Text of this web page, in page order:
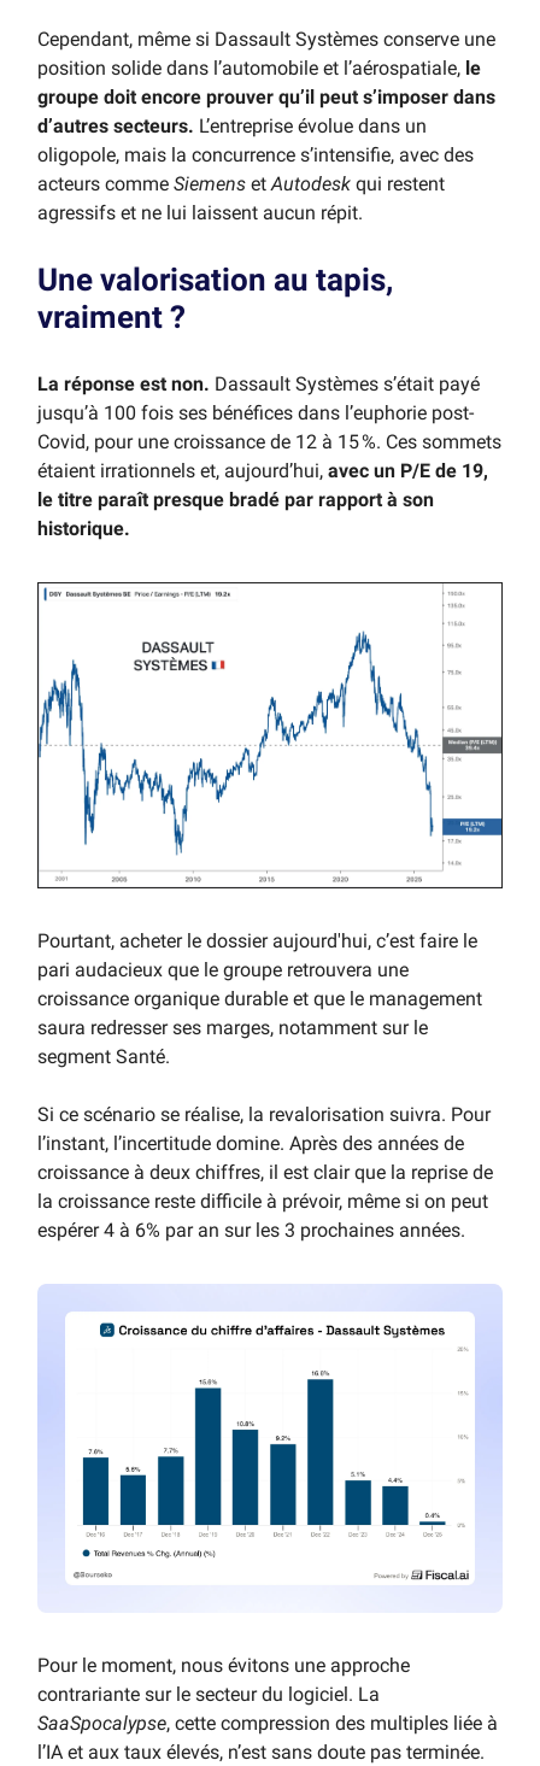
Cependant, même si Dassault Systèmes conserve une
position solide dans l’automobile et l’aérospatiale, le
groupe doit encore prouver qu’il peut s’imposer dans
d’autres secteurs. L’entreprise évolue dans un
oligopole, mais la concurrence s’intensifie, avec des
acteurs comme Siemens et Autodesk qui restent
agressifs et ne lui laissent aucun répit.
Une valorisation au tapis,
vraiment ?
La réponse est non. Dassault Systèmes s’était payé
jusqu’à 100 fois ses bénéfices dans l’euphorie post-
Covid, pour une croissance de 12 à 15 %. Ces sommets
étaient irrationnels et, aujourd’hui, avec un P/E de 19,
le titre paraît presque bradé par rapport à son
historique.
Pourtant, acheter le dossier aujourd'hui, c’est faire le
pari audacieux que le groupe retrouvera une
croissance organique durable et que le management
saura redresser ses marges, notamment sur le
segment Santé.
Si ce scénario se réalise, la revalorisation suivra. Pour
l’instant, l’incertitude domine. Après des années de
croissance à deux chiffres, il est clair que la reprise de
la croissance reste difficile à prévoir, même si on peut
espérer 4 à 6% par an sur les 3 prochaines années.
Pour le moment, nous évitons une approche
contrariante sur le secteur du logiciel. La
SaaSpocalypse, cette compression des multiples liée à
l’IA et aux taux élevés, n’est sans doute pas terminée.